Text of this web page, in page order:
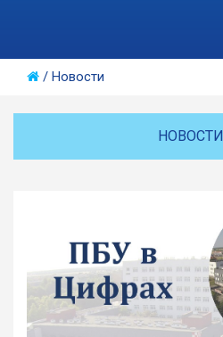
/ Новости
НОВОСТИ